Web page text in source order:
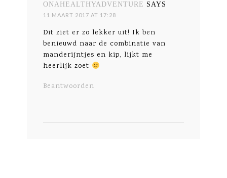
ONAHEALTHYADVENTURE SAYS
11 MAART 2017 AT 17:28
Dit ziet er zo lekker uit! Ik ben
benieuwd naar de combinatie van
manderijntjes en kip, lijkt me
heerlijk zoet
Beantwoorden